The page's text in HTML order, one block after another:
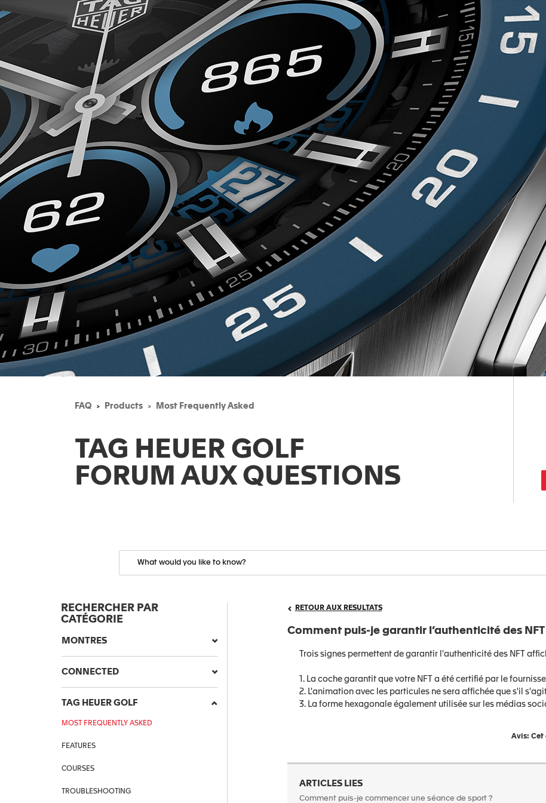
FAQ Products Most Frequently Asked
TAG HEUER GOLF
FORUM AUX QUESTIONS
RECHERCHER PAR
CATÉGORIE
MONTRES
CONNECTED
TAG HEUER GOLF
MOST FREQUENTLY ASKED
FEATURES
COURSES
TROUBLESHOOTING
RETOUR AUX RESULTATS
Comment puis-je garantir l’authenticité des
Trois signes permettent de garantir l'authenticité des NFT
1. La coche garantit que votre NFT a été certifié par le
2. L'animation avec les particules ne sera affichée que s'il s'agit
3. La forme hexagonale également utilisée sur les médias
Avis:
ARTICLES LIES
Comment puis-je commencer une séance de sport ?